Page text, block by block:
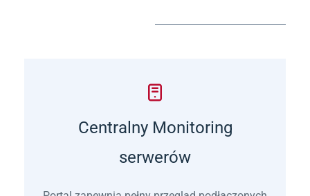
Centralny Monitoring
serwerów